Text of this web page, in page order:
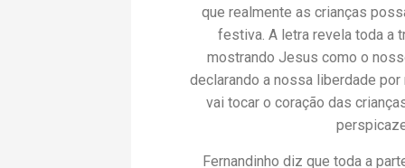
que realmente as crianças
festiva. A letra revela toda a
mostrando Jesus como o
declarando a nossa liberdade
vai tocar o coração das
Fernandinho diz que toda a